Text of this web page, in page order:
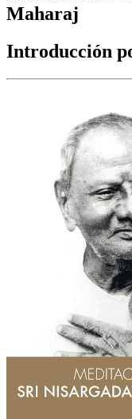
Maharaj
Introducción